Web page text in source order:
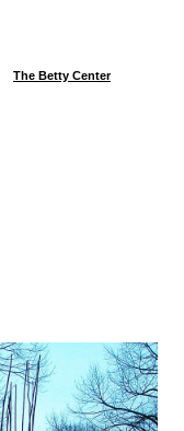
The Betty Center